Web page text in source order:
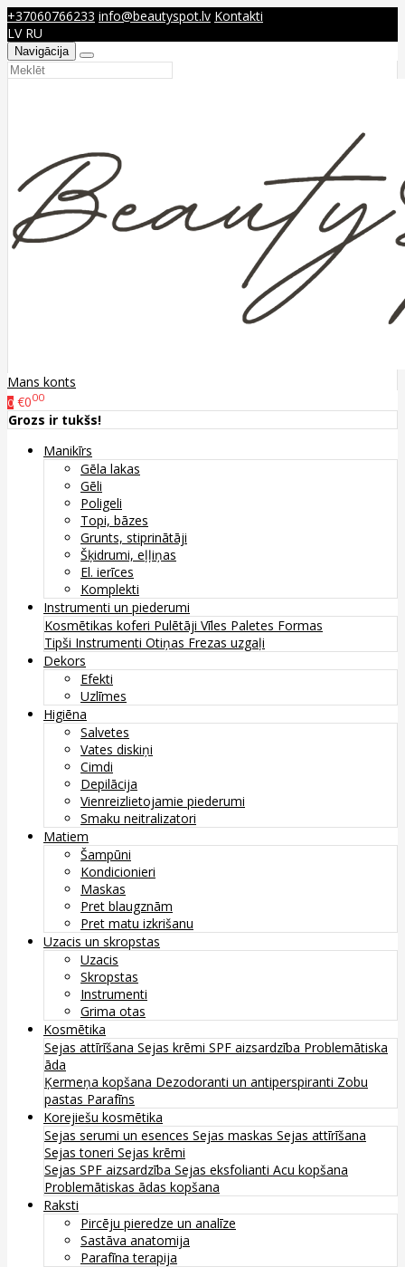
+37060766233 info@beautyspot.lv Kontakti
LV RU
Navigācija
Mans konts
0 €000
Grozs ir tukšs!
Manikīrs
Gēla lakas
Gēli
Poligeli
Topi, bāzes
Grunts, stiprinātāji
Šķidrumi, eļļiņas
El. ierīces
Komplekti
Instrumenti un piederumi
Kosmētikas koferi Pulētāji Vīles Paletes Formas
Tipši Instrumenti Otiņas Frezas uzgaļi
Dekors
Efekti
Uzlīmes
Higiēna
Salvetes
Vates diskiņi
Cimdi
Depilācija
Vienreizlietojamie piederumi
Smaku neitralizatori
Matiem
Šampūni
Kondicionieri
Maskas
Pret blaugznām
Pret matu izkrišanu
Uzacis un skropstas
Uzacis
Skropstas
Instrumenti
Grima otas
Kosmētika
Sejas attīrīšana Sejas krēmi SPF aizsardzība Problemātiska
āda
Ķermeņa kopšana Dezodoranti un antiperspiranti Zobu
pastas Parafīns
Korejiešu kosmētika
Sejas serumi un esences Sejas maskas Sejas attīrīšana
Sejas toneri Sejas krēmi
Sejas SPF aizsardzība Sejas eksfolianti Acu kopšana
Problemātiskas ādas kopšana
Raksti
Pircēju pieredze un analīze
Sastāva anatomija
Parafīna terapija